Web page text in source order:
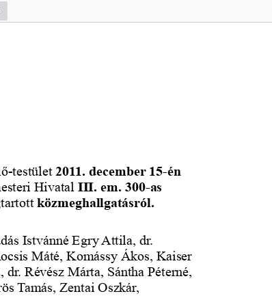
testület 2011. december 15-én
Hivatal III. em. 300-as
közmeghallgatásról.
Istvánné Egry Attila, dr.
Máté, Komássy Ákos, Kaiser
Révész Márta, Sántha Péterné,
Tamás, Zentai Oszkár,